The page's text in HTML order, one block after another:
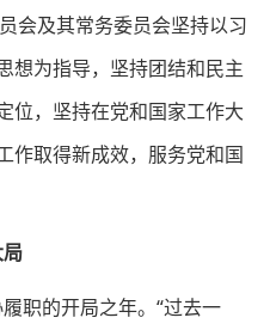
会及其常务委员会坚持以习
想为指导，坚持团结和民主
位，坚持在党和国家工作大
作取得新成效，服务党和国
职的开局之年。“过去一